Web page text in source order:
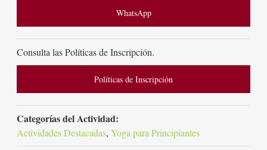
WhatsApp
Consulta las Políticas de Inscripción.
Políticas de Inscripción
Categorías del Actividad:
Actividades Destacadas,Yoga para Principiantes